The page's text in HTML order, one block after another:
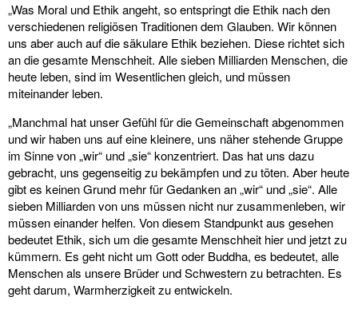
„Was Moral und Ethik angeht, so entspringt die Ethik nach den
verschiedenen religiösen Traditionen dem Glauben. Wir können
uns aber auch auf die säkulare Ethik beziehen. Diese richtet sich
an die gesamte Menschheit. Alle sieben Milliarden Menschen, die
heute leben, sind im Wesentlichen gleich, und müssen
miteinander leben.
„Manchmal hat unser Gefühl für die Gemeinschaft abgenommen
und wir haben uns auf eine kleinere, uns näher stehende Gruppe
im Sinne von „wir“ und „sie“ konzentriert. Das hat uns dazu
gebracht, uns gegenseitig zu bekämpfen und zu töten. Aber heute
gibt es keinen Grund mehr für Gedanken an „wir“ und „sie“. Alle
sieben Milliarden von uns müssen nicht nur zusammenleben, wir
müssen einander helfen. Von diesem Standpunkt aus gesehen
bedeutet Ethik, sich um die gesamte Menschheit hier und jetzt zu
kümmern. Es geht nicht um Gott oder Buddha, es bedeutet, alle
Menschen als unsere Brüder und Schwestern zu betrachten. Es
geht darum, Warmherzigkeit zu entwickeln.